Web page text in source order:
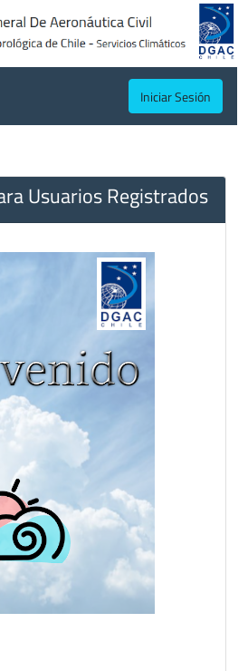
Iniciar Sesión
Usuarios Registrados